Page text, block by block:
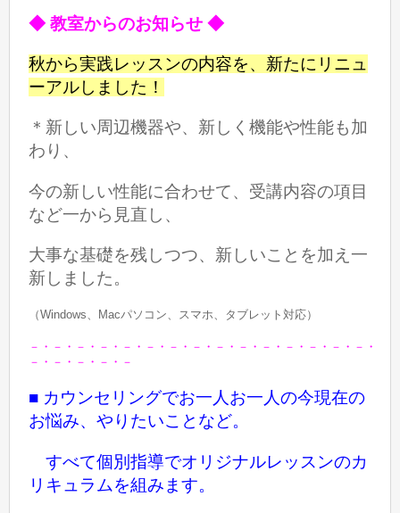
◆ 教室からのお知らせ ◆
秋から実践レッスンの内容を、新たにリニュ
ーアルしました！
＊新しい周辺機器や、新しく機能や性能も加
わり、
今の新しい性能に合わせて、 受講内容の項目
など一から見直し、
大事な基礎を残しつつ、 新しいことを加え 一
新しました。
（Windows、Macパソコン、スマホ、タブレット対応）
－・－・－・－・－・－・－・－・－・－・－・－・－・－・－・
－・－・－・－・－
■ カウンセリングでお一人お一人の今現在の
お悩み、やりたいことなど。
すべて個別指導でオリジナルレッスンのカ
リキュラムを組みます。